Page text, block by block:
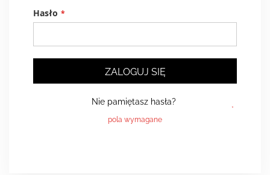
Hasło
ZALOGUJ SIĘ
Nie pamiętasz hasła?